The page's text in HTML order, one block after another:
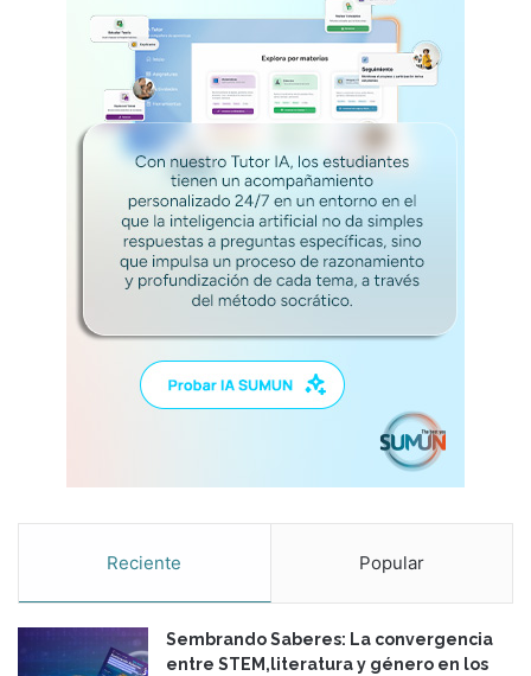
Reciente Popular
Sembrando Saberes: La convergencia
entre STEM,literatura y género en los